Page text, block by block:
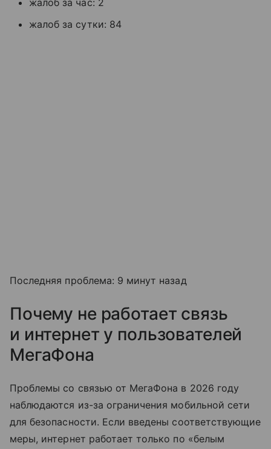
жалоб за час: 2
жалоб за сутки: 84
Последняя проблема: 9 минут назад
Почему не работает связь
и интернет у пользователей
МегаФона
Проблемы со связью от МегаФона в 2026 году
наблюдаются из-за ограничения мобильной сети
для безопасности. Если введены соответствующие
меры, интернет работает только по «белым